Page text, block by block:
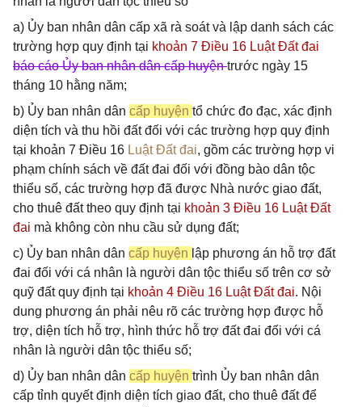
a) Ủy ban nhân dân cấp xã rà soát và lập danh sách các
trường hợp quy định tại khoản 7 Điều 16 Luật Đất đai
báo cáo Ủy ban nhân dân cấp huyệntrước ngày 15
tháng 10 hằng năm;
b) Ủy ban nhân dân cấp huyện tổ chức đo đạc, xác định
diện tích và thu hồi đất đối với các trường hợp quy định
tại khoản 7 Điều 16 Luật Đất đai, gồm các trường hợp vi
phạm chính sách về đất đai đối với đồng bào dân tộc
thiểu số, các trường hợp đã được Nhà nước giao đất,
cho thuê đất theo quy định tại khoản 3 Điều 16 Luật Đất
đai mà không còn nhu cầu sử dụng đất;
c) Ủy ban nhân dân cấp huyện lập phương án hỗ trợ đất
đai đối với cá nhân là người dân tộc thiểu số trên cơ sở
quỹ đất quy định tại khoản 4 Điều 16 Luật Đất đai. Nội
dung phương án phải nêu rõ các trường hợp được hỗ
trợ, diện tích hỗ trợ, hình thức hỗ trợ đất đai đối với cá
nhân là người dân tộc thiểu số;
d) Ủy ban nhân dân cấp huyện trình Ủy ban nhân dân
cấp tỉnh quyết định diện tích giao đất, cho thuê đất để